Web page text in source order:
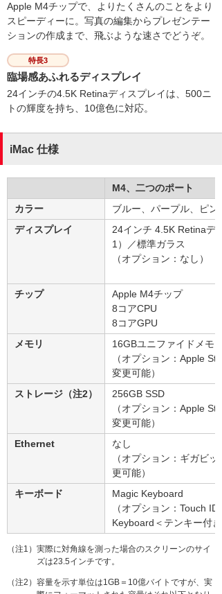
Apple M4チップで、よりたくさんのことをより
スピーディーに。写真の編集からプレゼンテー
ションの作成まで、飛ぶような速さでどうぞ。
特長3
臨場感あふれるディスプレイ
24インチの4.5K Retinaディスプレイは、500ニ
トの輝度を持ち、10億色に対応。
iMac 仕様
M4、二つのポート
カラー
ブルー、パープル、ピ
ディスプレイ
24インチ 4.5K Retinaデ
1）／標準ガラス
（オプション：なし）
チップ
Apple M4チップ
8コアCPU
8コアGPU
メモリ
16GBユニファイドメモリ
（オプション：Apple
変更可能）
ストレージ（注2）
256GB SSD
（オプション：Apple
変更可能）
Ethernet
なし
（オプション：ギガビッ
更可能）
キーボード
Magic Keyboard
（オプション：Touch ID
Keyboard＜テンキー付き
（注1）実際に対角線を測った場合のスクリーンのサイ
ズは23.5インチです。
（注2）容量を示す単位は1GB＝10億バイトですが、実